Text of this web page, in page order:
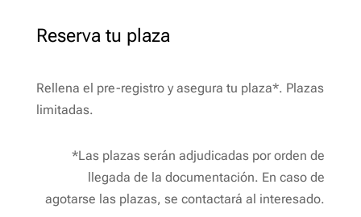
Reserva tu plaza
Rellena el pre-registro y asegura tu plaza*. Plazas
limitadas.
*Las plazas serán adjudicadas por orden de
llegada de la documentación. En caso de
agotarse las plazas, se contactará al interesado.